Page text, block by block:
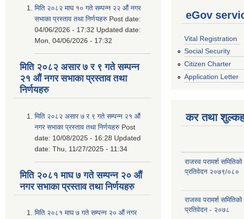
मिति २०८२ माघ १० गते सम्पन्न २२ औं नगर
सभाका प्रस्ताव तथा निर्णयहरु Post date:
04/06/2026 - 17:32 Updated date:
Mon, 04/06/2026 - 17:32
मिति २०८२ असार ७ र ९ गते सम्पन्न
२१ औं नगर सभाका प्रस्ताव तथा
निर्णयहरु
मिति २०८२ असार ७ र ९ गते सम्पन्न २१ औं
नगर सभाका प्रस्ताव तथा निर्णयहरु Post
date: 10/08/2025 - 16:28 Updated
date: Thu, 11/27/2025 - 11:34
मिति २०८१ माघ ७ गते सम्पन्न २० औं
नगर सभाका प्रस्ताव तथा निर्णयहरु
मिति २०८१ माघ ७ गते सम्पन्न २० औं नगर
eGov
Vital Registration
Social Security
Citizen Charter
Application Letter
कर तथा
राजस्व परामर्श समितिको
प्रतिवेदन २०७९/०८०
राजस्व परामर्श समितिको
प्रतिवेदन - २०७८